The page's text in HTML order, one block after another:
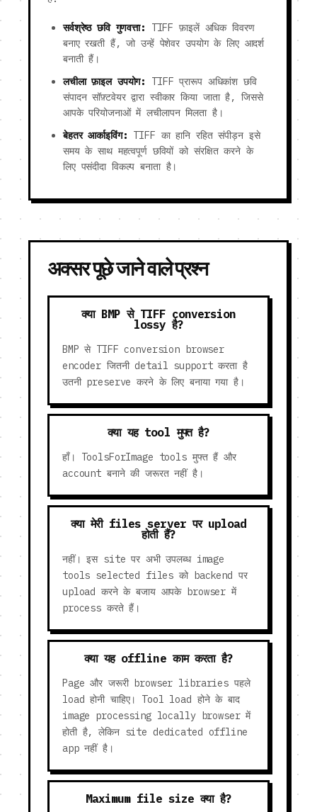
सर्वश्रेष्ठ छवि गुणवत्ता:
TIFF फ़ाइलें अधिक विवरण
बनाए रखती हैं, जो उन्हें पेशेवर उपयोग के लिए आदर्श
बनाती हैं।
लचीला फ़ाइल उपयोग:
TIFF प्रारूप अधिकांश छवि
संपादन सॉफ़्टवेयर द्वारा स्वीकार किया जाता है, जिससे
आपके परियोजनाओं में लचीलापन मिलता है।
बेहतर आर्काइविंग: TIFF का हानि रहित संपीड़न इसे
समय के साथ महत्वपूर्ण छवियों को संरक्षित करने के
लिए पसंदीदा विकल्प बनाता है।
अक्सर पूछे जाने वाले प्रश्न
क्या BMP से TIFF conversion
lossy है?
BMP से TIFF conversion browser
encoder जितनी detail support करता है
उतनी preserve करने के लिए बनाया गया है।
क्या यह tool मुफ्त है?
हाँ। ToolsForImage tools मुफ्त हैं और
account बनाने की जरूरत नहीं है।
क्या मेरी files server पर upload
होती हैं?
नहीं। इस site पर अभी उपलब्ध image
tools selected files को backend पर
upload करने के बजाय आपके browser में
process करते हैं।
क्या यह offline काम करता है?
Page और जरूरी browser libraries पहले
load होनी चाहिए। Tool load होने के बाद
image processing locally browser में
होती है, लेकिन site dedicated offline
app नहीं है।
Maximum file size क्या है?